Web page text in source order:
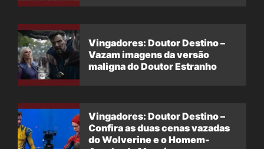
Vingadores: Doutor Destino –
Vazam imagens da versão
maligna do Doutor Estranho
Vingadores: Doutor Destino –
Confira as duas cenas vazadas
do Wolverine e o Homem-